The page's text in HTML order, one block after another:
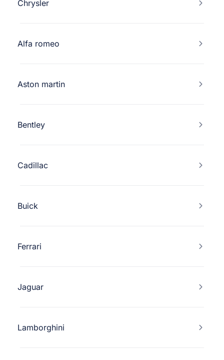
Chrysler
Alfa romeo
Aston martin
Bentley
Cadillac
Buick
Ferrari
Jaguar
Lamborghini